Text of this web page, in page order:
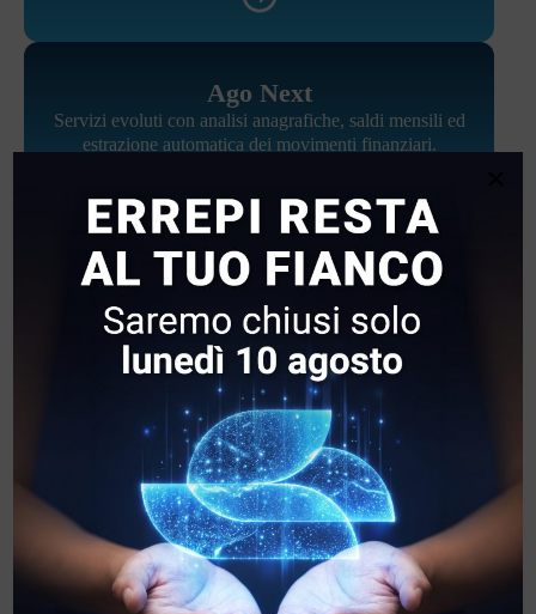
Ago Next
Servizi evoluti con analisi anagrafiche, saldi mensili ed
estrazione automatica dei movimenti finanziari.
Analytics
supportare le decisioni strategiche delle imprese.
Software Business Plan con AI
Creare business plan affidabili con simulazioni avanzate e
supporto dell’intelligenza artificiale.